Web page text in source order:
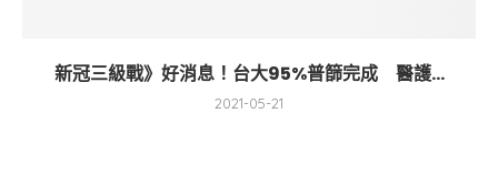
新冠三級戰》好消息！台大95%普篩完成 醫護...
2021-05-21